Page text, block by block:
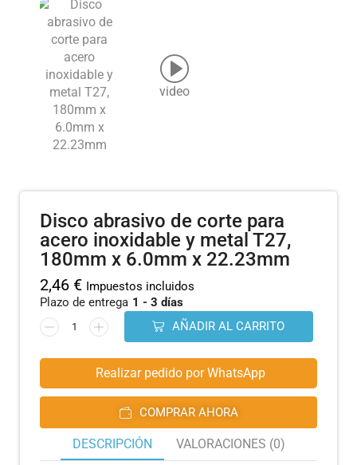
video
Disco abrasivo de corte para
acero inoxidable y metal T27,
180mm x 6.0mm x 22.23mm
2,46 € Impuestos incluidos
Plazo de entrega 1 - 3 días
AÑADIR AL CARRITO
Realizar pedido por WhatsApp
COMPRAR AHORA
DESCRIPCIÓN VALORACIONES (0)